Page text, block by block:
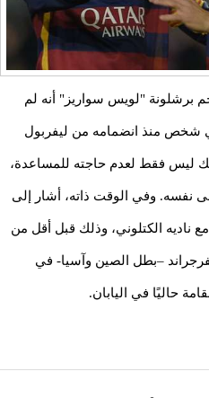
برشلونة "لويس سواريز" أنه لم
شخص منذ انضمامه من ليفربول
ليس فقط لعدم حاجته للمساعدة،
نفسه. وفي الوقت ذاته، أشار إلى
ناديه الكتلوني، وذلك قبل أقل من
–بطل الصين وآسيا- في
حاليًا في اليابان.